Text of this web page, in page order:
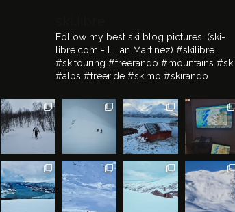
Follow my best ski blog pictures. (ski-
libre.com - Lilian Martinez) #skilibre
#skitouring #freerando #mountains #ski
#alps #freeride #skimo #skirando